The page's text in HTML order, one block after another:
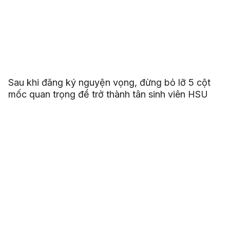
Sau khi đăng ký nguyện vọng, đừng bỏ lỡ 5 cột
mốc quan trọng để trở thành tân sinh viên HSU